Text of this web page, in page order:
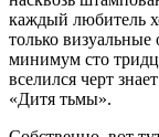
каждый любитель
только
минимум сто
вселился черт
«Дитя тьмы».